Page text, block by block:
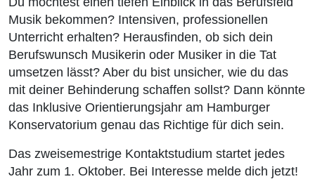
Musik bekommen? Intensiven, professionellen
Unterricht erhalten? Herausfinden, ob sich dein
Berufswunsch Musikerin oder Musiker in die Tat
umsetzen lässt? Aber du bist unsicher, wie du das
mit deiner Behinderung schaffen sollst? Dann könnte
das Inklusive Orientierungsjahr am Hamburger
Konservatorium genau das Richtige für dich sein.
Das zweisemestrige Kontaktstudium startet jedes
Jahr zum 1. Oktober. Bei Interesse melde dich jetzt!